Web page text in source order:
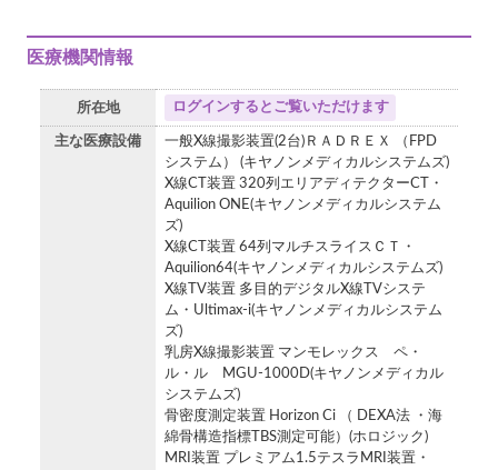
医療機関情報
所在地 ログインするとご覧いただけます
主な医療設備
一般X線撮影装置(2台)ＲＡＤＲＥＸ （FPD
システム） (キヤノンメディカルシステムズ)
X線CT装置 320列エリアディテクターCT・
Aquilion ONE(キヤノンメディカルシステム
ズ)
X線CT装置 64列マルチスライスＣＴ・
Aquilion64(キヤノンメディカルシステムズ)
X線TV装置 多目的デジタルX線TVシステ
ム・Ultimax-i(キヤノンメディカルシステム
ズ)
乳房X線撮影装置 マンモレックス ペ・
ル・ル MGU-1000D(キヤノンメディカル
システムズ)
骨密度測定装置 Horizon Ci （ DEXA法 ・海
綿骨構造指標TBS測定可能）(ホロジック)
MRI装置 プレミアム1.5テスラMRI装置・